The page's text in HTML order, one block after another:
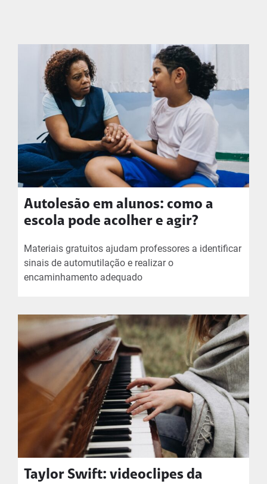
Autolesão em alunos: como a
escola pode acolher e agir?
Materiais gratuitos ajudam professores a identificar
sinais de automutilação e realizar o
encaminhamento adequado
Taylor Swift: videoclipes da